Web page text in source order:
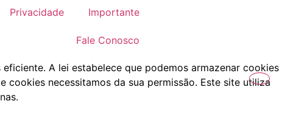
Privacidade Importante
Fale Conosco
A lei estabelece que podemos armazenar cookies
necessitamos da sua permissão. Este site utiliza